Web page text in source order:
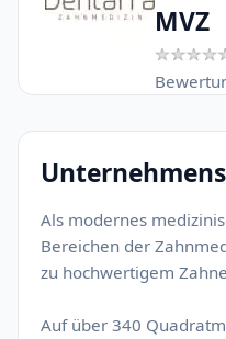
MVZ
Als modernes
Bereichen der
zu hochwertigem
Auf über 340